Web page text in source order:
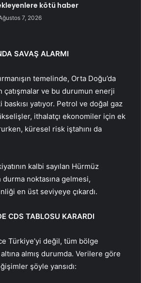
kötü haber
7, 2026
SAVAŞ ALARMI
temelinde, Orta Doğu’da
çatışmalar ve bu durumun enerji
yatıyor. Petrol ve doğal gaz
ithalatçı ekonomiler için ek
küresel risk iştahını da
kalbi sayılan Hürmüz
durma noktasına gelmesi,
en üst seviyeye çıkardı.
CDS TABLOSU KARARDI
Türkiye’yi değil, tüm bölge
almış durumda. Verilere göre
şöyle yansıdı: